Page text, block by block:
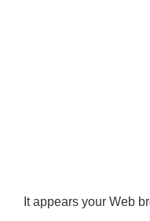
It appears your Web